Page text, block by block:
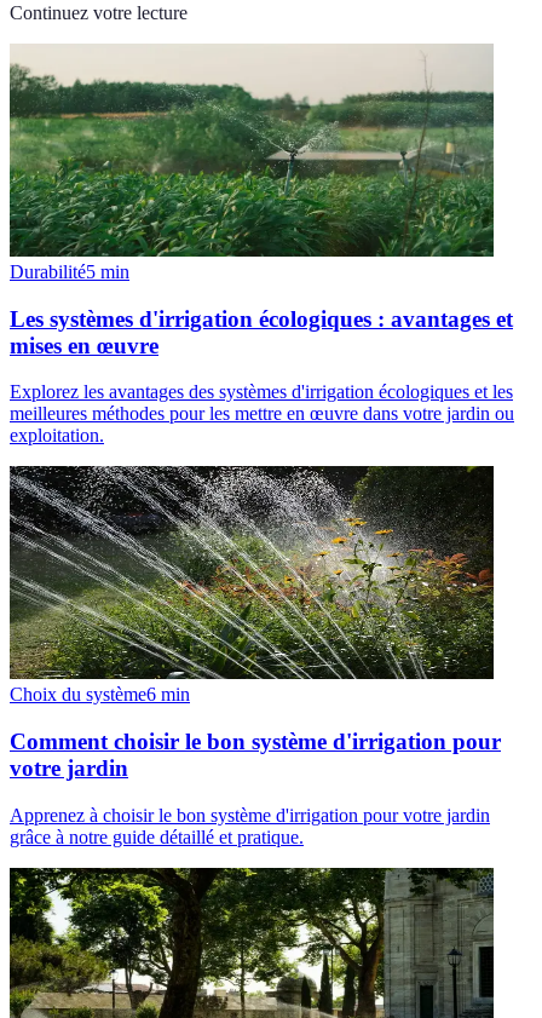
Continuez votre lecture
Durabilité5 min
Les systèmes d'irrigation écologiques : avantages et
mises en œuvre
Explorez les avantages des systèmes d'irrigation écologiques et les
meilleures méthodes pour les mettre en œuvre dans votre jardin ou
exploitation.
Choix du système6 min
Comment choisir le bon système d'irrigation pour
votre jardin
Apprenez à choisir le bon système d'irrigation pour votre jardin
grâce à notre guide détaillé et pratique.